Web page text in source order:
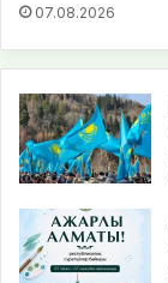
07.08.2026